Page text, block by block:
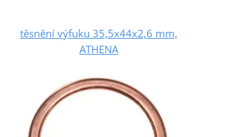
těsnění výfuku 35,5x44x2,6 mm,
ATHENA